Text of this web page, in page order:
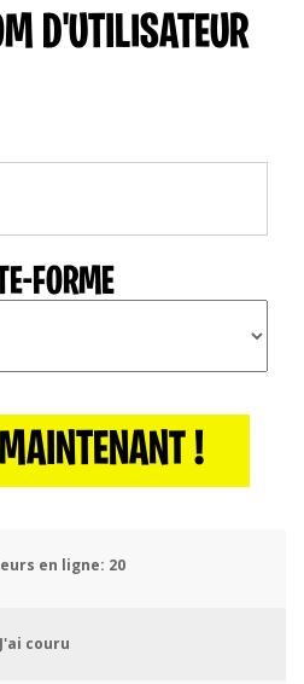
D'UTILISATEUR
FORME
!
en ligne: 21
J'ai couru